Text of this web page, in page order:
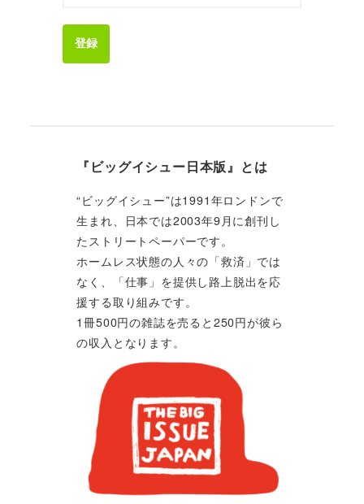
登録
『ビッグイシュー日本版』とは
“ビッグイシュー”は1991年ロンドンで
生まれ、日本では2003年9月に創刊し
たストリートペーパーです。
ホームレス状態の人々の「救済」では
なく、「仕事」を提供し路上脱出を応
援する取り組みです。
1冊500円の雑誌を売ると250円が彼ら
の収入となります。